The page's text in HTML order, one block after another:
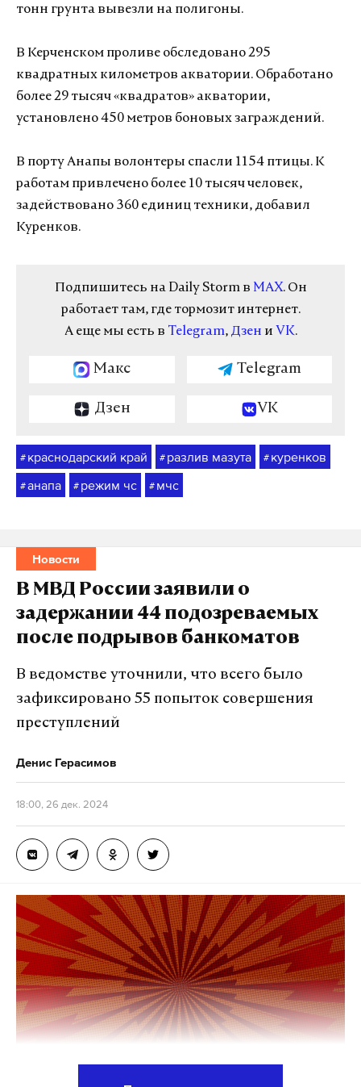
тонн грунта вывезли на полигоны.
В Керченском проливе обследовано 295
квадратных километров акватории. Обработано
более 29 тысяч «квадратов» акватории,
установлено 450 метров боновых заграждений.
В порту Анапы волонтеры спасли 1154 птицы. К
работам привлечено более 10 тысяч человек,
задействовано 360 единиц техники, добавил
Куренков.
Подпишитесь на Daily Storm в MAX. Он
работает там, где тормозит интернет.
А еще мы есть в Telegram, Дзен и VK.
Макс Telegram
Дзен VK
# краснодарский край # разлив мазута # куренков
#анапа # режим чс # мчс
Новости
В МВД России заявили о
задержании 44 подозреваемых
после подрывов банкоматов
В ведомстве уточнили, что всего было
зафиксировано 55 попыток совершения
преступлений
Денис Герасимов
18:00, 26 дек. 2024